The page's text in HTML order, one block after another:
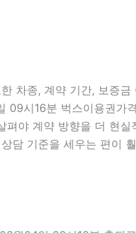
차종, 계약 기간, 보증
시16분 벅스이용권가
야 계약 방향을 더 현
담 기준을 세우는 편이